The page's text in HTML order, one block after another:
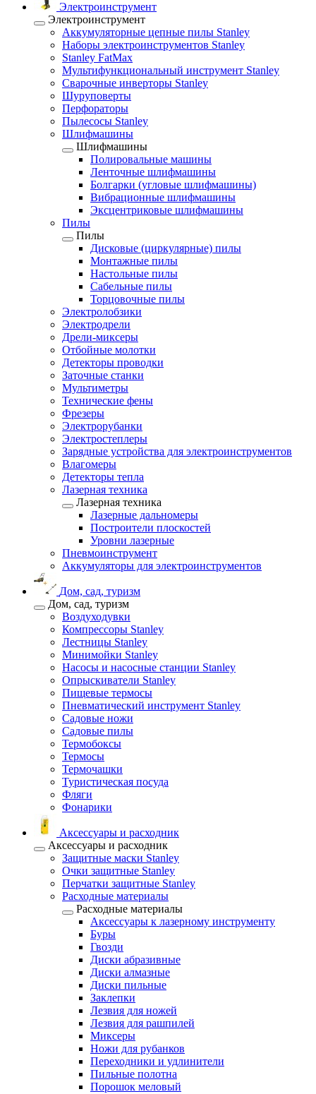
Электроинструмент
Электроинструмент
Аккумуляторные цепные пилы Stanley
Наборы электроинструментов Stanley
Stanley FatMax
Мультифункциональный инструмент Stanley
Сварочные инверторы Stanley
Шуруповерты
Перфораторы
Пылесосы Stanley
Шлифмашины
Шлифмашины
Полировальные машины
Ленточные шлифмашины
Болгарки (угловые шлифмашины)
Вибрационные шлифмашины
Эксцентриковые шлифмашины
Пилы
Пилы
Дисковые (циркулярные) пилы
Монтажные пилы
Настольные пилы
Сабельные пилы
Торцовочные пилы
Электролобзики
Электродрели
Дрели-миксеры
Отбойные молотки
Детекторы проводки
Заточные станки
Мультиметры
Технические фены
Фрезеры
Электрорубанки
Электростеплеры
Зарядные устройства для электроинструментов
Влагомеры
Детекторы тепла
Лазерная техника
Лазерная техника
Лазерные дальномеры
Построители плоскостей
Уровни лазерные
Пневмоинструмент
Аккумуляторы для электроинструментов
Дом, сад, туризм
Дом, сад, туризм
Воздуходувки
Компрессоры Stanley
Лестницы Stanley
Минимойки Stanley
Насосы и насосные станции Stanley
Опрыскиватели Stanley
Пищевые термосы
Пневматический инструмент Stanley
Садовые ножи
Садовые пилы
Термобоксы
Термосы
Термочашки
Туристическая посуда
Фляги
Фонарики
Аксессуары и расходник
Аксессуары и расходник
Защитные маски Stanley
Очки защитные Stanley
Перчатки защитные Stanley
Расходные материалы
Расходные материалы
Аксессуары к лазерному инструменту
Буры
Гвозди
Диски абразивные
Диски алмазные
Диски пильные
Заклепки
Лезвия для ножей
Лезвия для рашпилей
Миксеры
Ножи для рубанков
Переходники и удлинители
Пильные полотна
Порошок меловый